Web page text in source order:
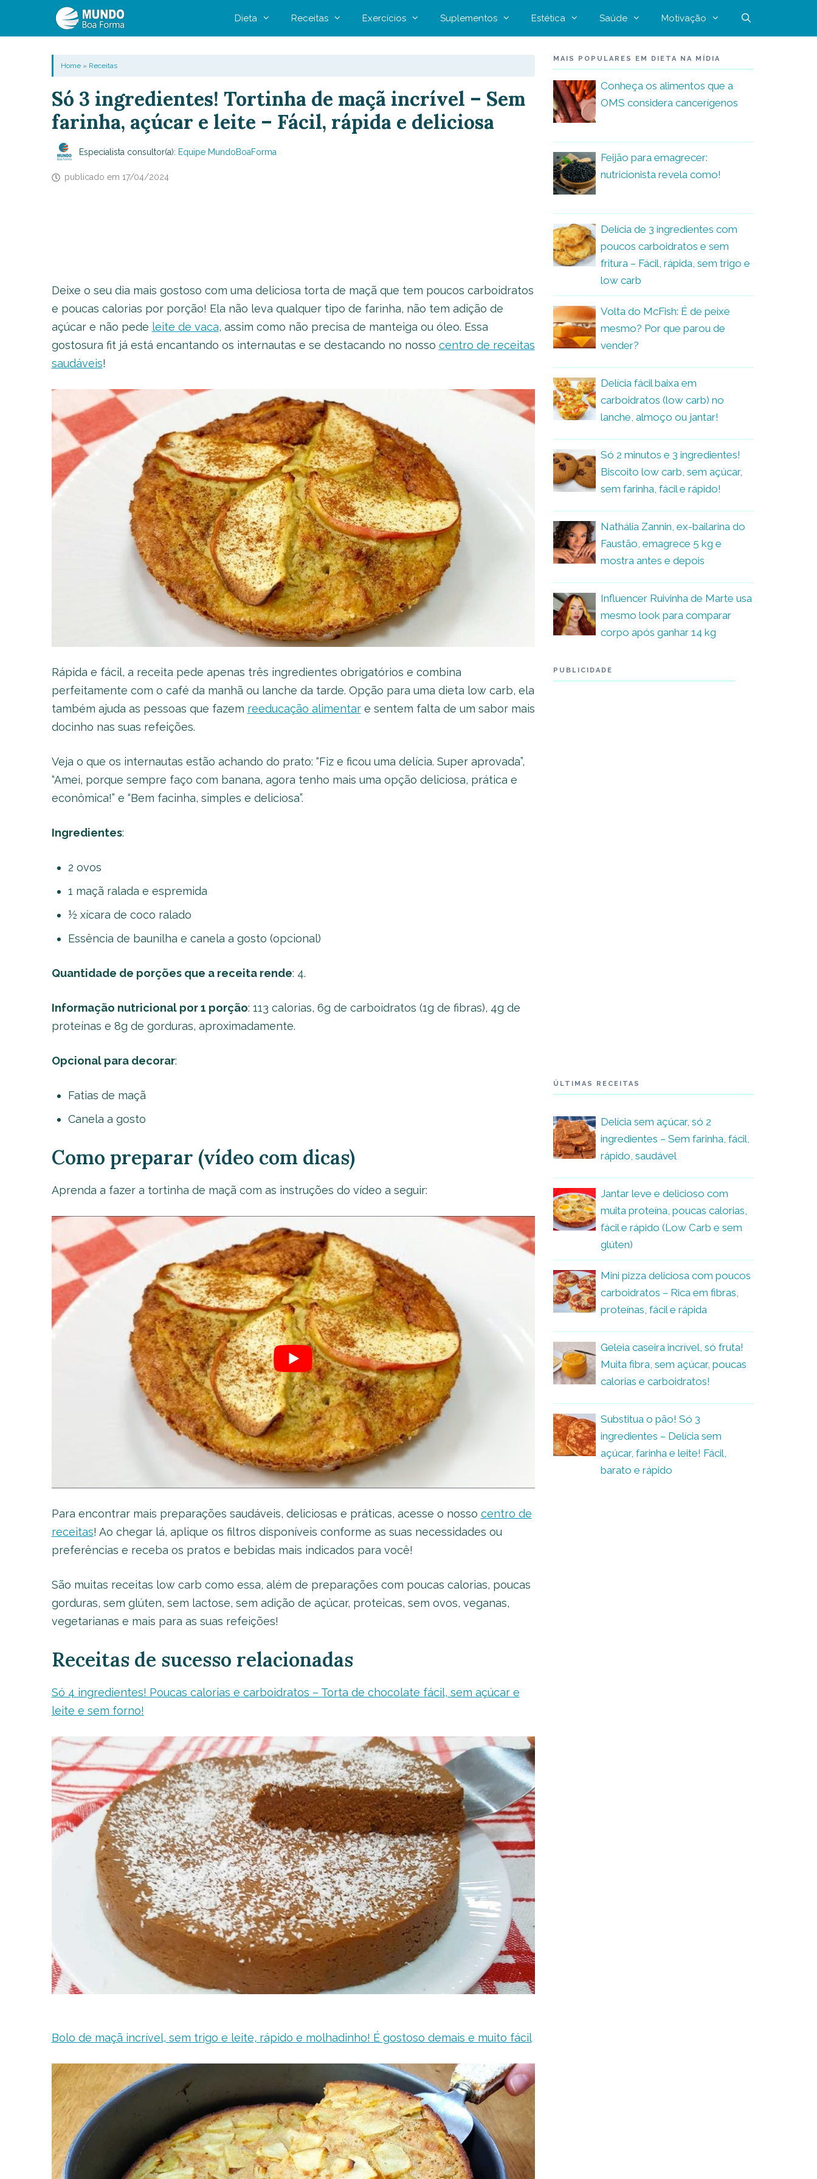
Dieta Receitas Exercícios Suplementos Estética Saúde Motivação
Home» Receitas
Só 3 ingredientes! Tortinha de maçã incrível – Sem
farinha, açúcar e leite – Fácil, rápida e deliciosa
Especialista consultor(a): Equipe MundoBoaForma
publicado em 17/04/2024
Deixe o seu dia mais gostoso com uma deliciosa torta de maçã que tem poucos carboidratos
e poucas calorias por porção! Ela não leva qualquer tipo de farinha, não tem adição de
açúcar e não pede leite de vaca, assim como não precisa de manteiga ou óleo. Essa
gostosura fit já está encantando os internautas e se destacando no nosso centro de receitas
saudáveis!
Rápida e fácil, a receita pede apenas três ingredientes obrigatórios e combina
perfeitamente com o café da manhã ou lanche da tarde. Opção para uma dieta low carb, ela
também ajuda as pessoas que fazem reeducação alimentare sentem falta de um sabor mais
docinho nas suas refeições.
Veja o que os internautas estão achando do prato: “Fiz e ficou uma delícia. Super aprovada”,
“Amei, porque sempre faço com banana, agora tenho mais uma opção deliciosa, prática e
econômica!” e “Bem facinha, simples e deliciosa”.
Ingredientes:
2 ovos
1 maçã ralada e espremida
½ xícara de coco ralado
Essência de baunilha e canela a gosto (opcional)
Quantidade de porções que a receita rende: 4.
Informação nutricional por 1 porção: 113 calorias, 6g de carboidratos (1g de fibras), 4g de
proteínas e 8g de gorduras, aproximadamente.
Opcional para decorar:
Fatias de maçã
Canela a gosto
Como preparar (vídeo com dicas)
Aprenda a fazer a tortinha de maçã com as instruções do vídeo a seguir:
Para encontrar mais preparações saudáveis, deliciosas e práticas, acesse o nosso centro de
receitas! Ao chegar lá, aplique os filtros disponíveis conforme as suas necessidades ou
preferências e receba os pratos e bebidas mais indicados para você!
São muitas receitas low carb como essa, além de preparações com poucas calorias, poucas
gorduras, sem glúten, sem lactose, sem adição de açúcar, proteicas, sem ovos, veganas,
vegetarianas e mais para as suas refeições!
Receitas de sucesso relacionadas
Só 4 ingredientes! Poucas calorias e carboidratos – Torta de chocolate fácil, sem açúcar e
leite e sem forno!
Bolo de maçã incrível, sem trigo e leite, rápido e molhadinho! É gostoso demais e muito fácil
MAIS POPULARES EM DIETA NA MÍDIA
Conheça os alimentos que a
OMS considera cancerígenos
Feijão para emagrecer:
nutricionista revela como!
Delícia de 3 ingredientes com
poucos carboidratos e sem
fritura – Fácil, rápida, sem trigo e
low carb
Volta do McFish: É de peixe
mesmo? Por que parou de
vender?
Delícia fácil baixa em
carboidratos (low carb) no
lanche, almoço ou jantar!
Só 2 minutos e 3 ingredientes!
Biscoito low carb, sem açúcar,
sem farinha, fácil e rápido!
Nathália Zannin, ex-bailarina do
Faustão, emagrece 5 kg e
mostra antes e depois
Influencer Ruivinha de Marte usa
mesmo look para comparar
corpo após ganhar 14 kg
PUBLICIDADE
ÚLTIMAS RECEITAS
Delícia sem açúcar, só 2
ingredientes – Sem farinha, fácil,
rápido, saudável
Jantar leve e delicioso com
muita proteína, poucas calorias,
fácil e rápido (Low Carb e sem
glúten)
Mini pizza deliciosa com poucos
carboidratos – Rica em fibras,
proteínas, fácil e rápida
Geleia caseira incrível, só fruta!
Muita fibra, sem açúcar, poucas
calorias e carboidratos!
Substitua o pão! Só 3
ingredientes – Delícia sem
açúcar, farinha e leite! Fácil,
barato e rápido